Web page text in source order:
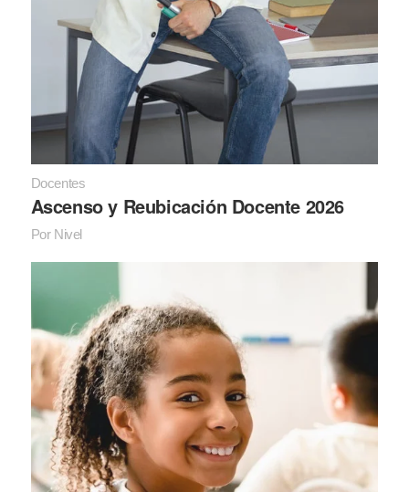
Docentes
Ascenso y Reubicación Docente 2026
Por Nivel